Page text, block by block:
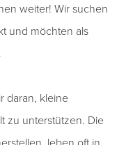
weiter! Wir suchen
und möchten als
daran, kleine
zu unterstützen. Die